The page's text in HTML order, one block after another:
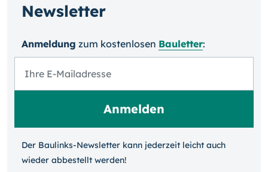
Newsletter
Anmeldung zum kosten­losen Bauletter:
Der Baulinks-Newsletter kann jeder­zeit leicht auch
wieder ab­bestellt werden!